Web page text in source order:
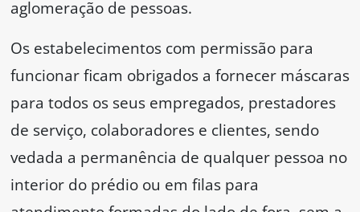
aglomeração de pessoas.
Os estabelecimentos com permissão para
funcionar ficam obrigados a fornecer máscaras
para todos os seus empregados, prestadores
de serviço, colaboradores e clientes, sendo
vedada a permanência de qualquer pessoa no
interior do prédio ou em filas para